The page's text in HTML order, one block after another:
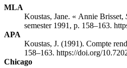
MLA
Koustas, Jane. « Annie Brisset,
semester 1991, p. 158–163.
APA
Koustas, J. (1991). Compte
158–163. https://doi.org/
Chicago